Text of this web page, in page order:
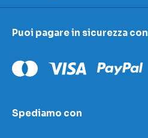
Contatti
I nostri contatti
Le nostre sedi
Area download
Puoi pagare in sicurezza con
Spediamo con